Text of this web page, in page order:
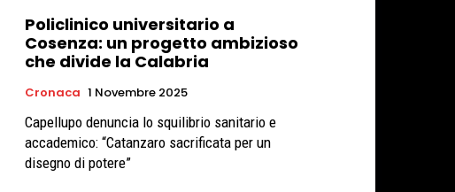
Policlinico universitario a
Cosenza: un progetto ambizioso
che divide la Calabria
Cronaca 1 Novembre 2025
Capellupo denuncia lo squilibrio sanitario e
accademico: “Catanzaro sacrificata per un
disegno di potere”